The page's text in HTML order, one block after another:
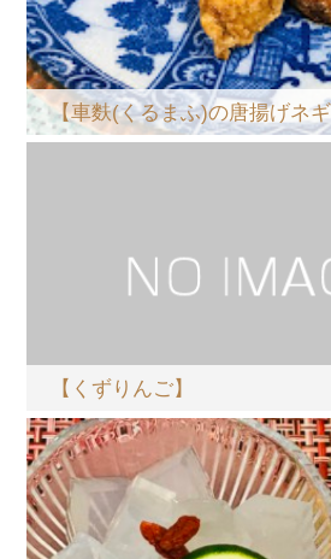
【車麩(くるまふ)の唐揚げネ
【くずりんご】